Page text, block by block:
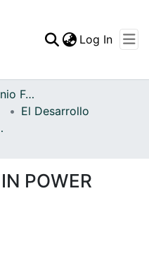
Statistics
Log In
Archivo del Patrimonio Fotográfico y Fílmico del Valle del Cauca
El Desarrollo
POWER